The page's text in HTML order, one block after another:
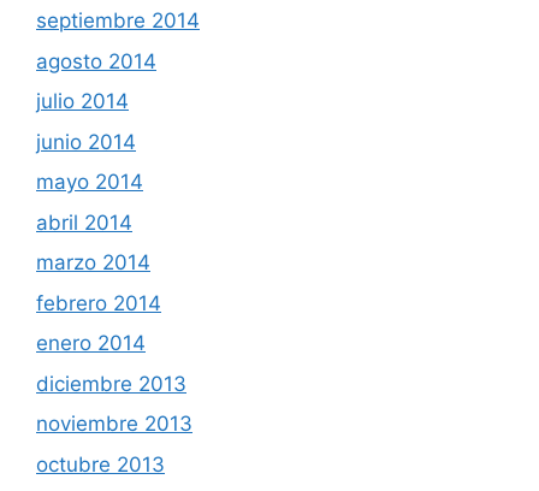
septiembre 2014
agosto 2014
julio 2014
junio 2014
mayo 2014
abril 2014
marzo 2014
febrero 2014
enero 2014
diciembre 2013
noviembre 2013
octubre 2013